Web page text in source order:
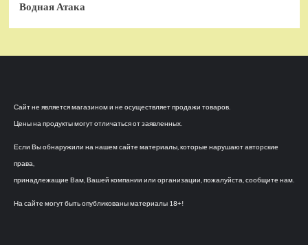
Водная Атака
Сайт не является магазином и не осуществляет продажи товаров.
Цены на продукты могут отличаться от заявленных.
Если Вы обнаружили на нашем сайте материалы, которые нарушают авторские
права,
принадлежащие Вам, Вашей компании или организации, пожалуйста, сообщите нам.
На сайте могут быть опубликованы материалы 18+!